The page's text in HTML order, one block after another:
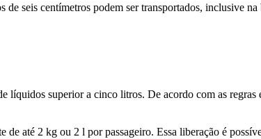
seis centímetros podem ser transportados, inclusive
líquidos superior a cinco litros. De acordo com as
até 2 kg ou 2 l por passageiro. Essa liberação é